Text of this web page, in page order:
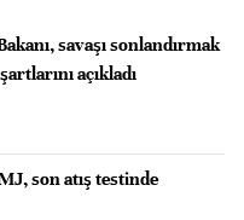
savaşı sonlandırmak
açıkladı
son atış testinde